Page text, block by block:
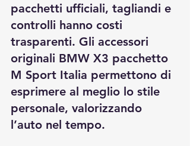
pacchetti ufficiali, tagliandi e
controlli hanno costi
trasparenti. Gli accessori
originali BMW X3 pacchetto
M Sport Italia permettono di
esprimere al meglio lo stile
personale, valorizzando
l’auto nel tempo.